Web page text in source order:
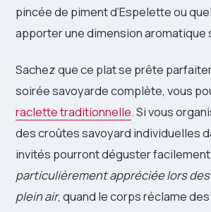
pincée de piment d’Espelette ou
apporter une dimension aromatique
Sachez que ce plat se prête
soirée savoyarde complète, vous
raclette traditionnelle. Si vous
des croûtes savoyard individuelles
invités pourront déguster
particulièrement appréciée lors
plein air, quand le corps réclame